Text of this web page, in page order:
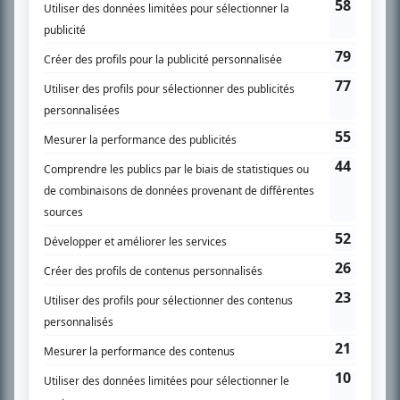
télévision» a d’abord oeuvré au magazine TV Hebdo de 1996 à 2001. Sa
spécialité: la télé québécoise. On peut l’entendre régulièrement commenter
l’actualité télévisuelle au 98,5.